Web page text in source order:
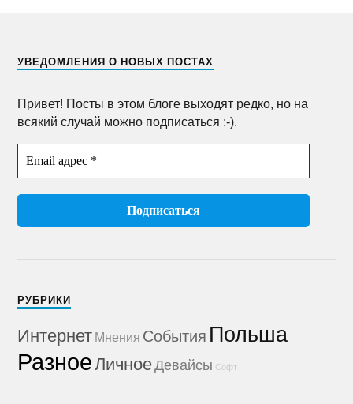
УВЕДОМЛЕНИЯ О НОВЫХ ПОСТАХ
Привет! Посты в этом блоге выходят редко, но на
всякий случай можно подписаться :-).
РУБРИКИ
Интернет Мнения События Польша
РазноеЛичноеДевайсы Софт